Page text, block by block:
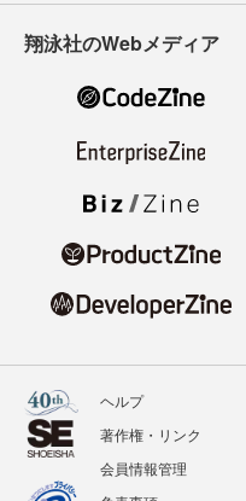
翔泳社のWebメディア
ヘルプ
著作権・リンク
会員情報管理